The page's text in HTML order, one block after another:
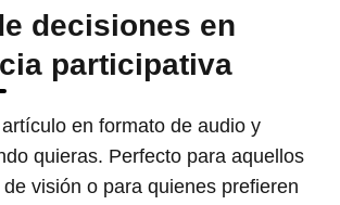
decisiones en
participativa
en formato de audio y
quieras. Perfecto para aquellos
visión o para quienes prefieren